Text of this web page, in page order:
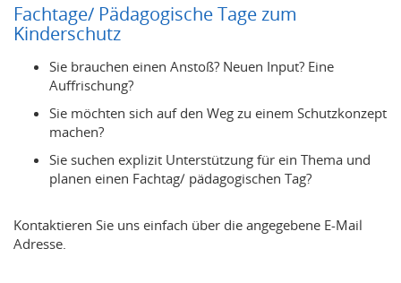
Fachtage/ Pädagogische Tage zum
Kinderschutz
Sie brauchen einen Anstoß? Neuen Input? Eine
Auffrischung?
Sie möchten sich auf den Weg zu einem Schutzkonzept
machen?
Sie suchen explizit Unterstützung für ein Thema und
planen einen Fachtag/ pädagogischen Tag?
Kontaktieren Sie uns einfach über die angegebene E-Mail
Adresse.